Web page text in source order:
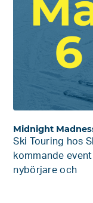
Midnight
Ski Touring hos
kommande
nybörjare och